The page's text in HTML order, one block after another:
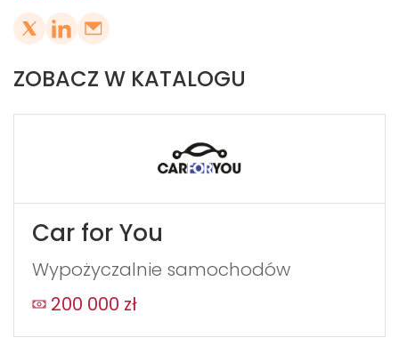
ZOBACZ W KATALOGU
Car for You
Wypożyczalnie samochodów
200 000 zł